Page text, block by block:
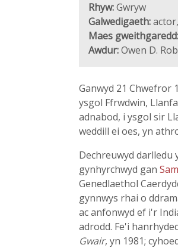
Rhyw:Gwryw
Galwedigaeth:
Maes gweithgaredd:
Awdur:Owen D.
Ganwyd 21 Chwefror
ysgol Ffrwdwin,
adnabod, i ysgol sir
weddill ei oes, yn
Dechreuwyd darlledu
gynhyrchwyd gan
Genedlaethol
gynnwys rhai o
ac anfonwyd ef i'r
adrodd. Fe'i
Gwair, yn 1981;